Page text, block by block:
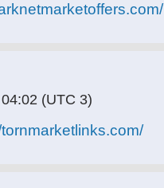
(UTC 3)
tornmarketlinks.com/